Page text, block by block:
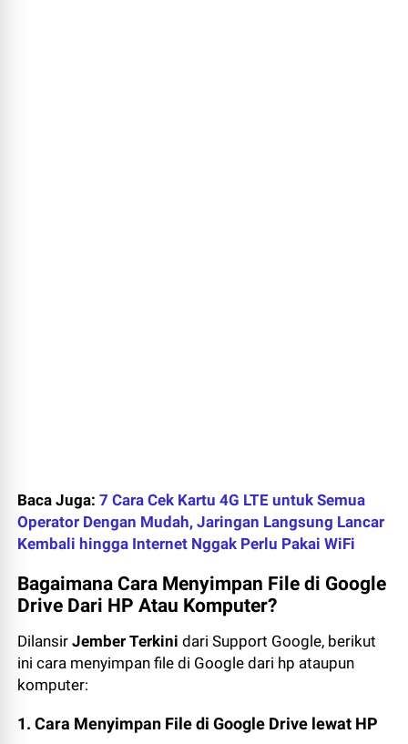
Baca Juga:7 Cara Cek Kartu 4G LTE untuk Semua
Operator Dengan Mudah, Jaringan Langsung Lancar
Kembali hingga Internet Nggak Perlu Pakai WiFi
Bagaimana Cara Menyimpan File di Google
Drive Dari HP Atau Komputer?
DilansirJember Terkinidari Support Google, berikut
ini cara menyimpan file di Google dari hp ataupun
komputer:
1. Cara Menyimpan File di Google Drive lewat HP